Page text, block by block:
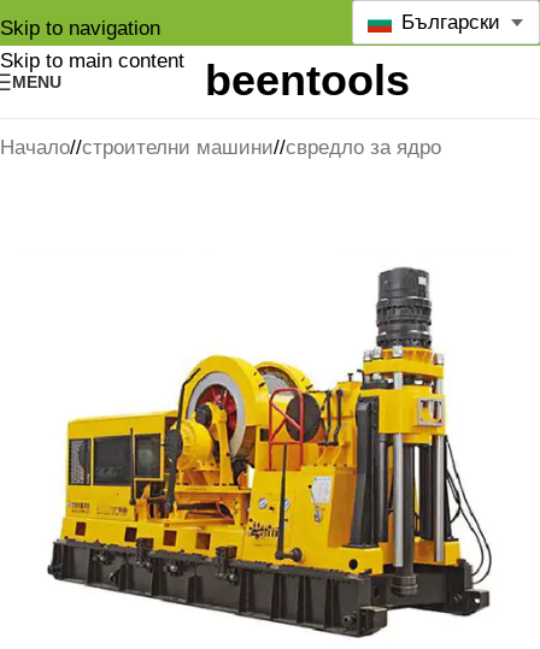
Skip to navigation
Skip to main content
MENU
Български
Начало/ строителни машини/ свредло за ядро